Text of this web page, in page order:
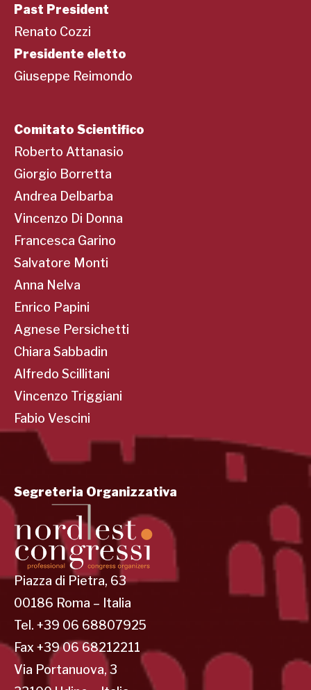
Past President
Renato Cozzi
Presidente eletto
Giuseppe Reimondo
Comitato Scientifico
Roberto Attanasio
Giorgio Borretta
Andrea Delbarba
Vincenzo Di Donna
Francesca Garino
Salvatore Monti
Anna Nelva
Enrico Papini
Agnese Persichetti
Chiara Sabbadin
Alfredo Scillitani
Vincenzo Triggiani
Fabio Vescini
Segreteria Organizzativa
Piazza di Pietra, 63
00186 Roma – Italia
Tel. +39 06 68807925
Fax +39 06 68212211
Via Portanuova, 3